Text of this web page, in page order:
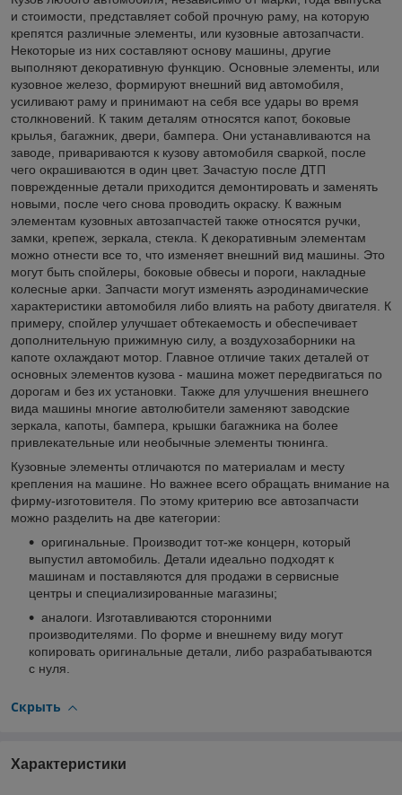
и стоимости, представляет собой прочную раму, на которую
крепятся различные элементы, или кузовные автозапчасти.
Некоторые из них составляют основу машины, другие
выполняют декоративную функцию. Основные элементы, или
кузовное железо, формируют внешний вид автомобиля,
усиливают раму и принимают на себя все удары во время
столкновений. К таким деталям относятся капот, боковые
крылья, багажник, двери, бампера. Они устанавливаются на
заводе, привариваются к кузову автомобиля сваркой, после
чего окрашиваются в один цвет. Зачастую после ДТП
поврежденные детали приходится демонтировать и заменять
новыми, после чего снова проводить окраску. К важным
элементам кузовных автозапчастей также относятся ручки,
замки, крепеж, зеркала, стекла. К декоративным элементам
можно отнести все то, что изменяет внешний вид машины. Это
могут быть спойлеры, боковые обвесы и пороги, накладные
колесные арки. Запчасти могут изменять аэродинамические
характеристики автомобиля либо влиять на работу двигателя. К
примеру, спойлер улучшает обтекаемость и обеспечивает
дополнительную прижимную силу, а воздухозаборники на
капоте охлаждают мотор. Главное отличие таких деталей от
основных элементов кузова - машина может передвигаться по
дорогам и без их установки. Также для улучшения внешнего
вида машины многие автолюбители заменяют заводские
зеркала, капоты, бампера, крышки багажника на более
привлекательные или необычные элементы тюнинга.
Кузовные элементы отличаются по материалам и месту
крепления на машине. Но важнее всего обращать внимание на
фирму-изготовителя. По этому критерию все автозапчасти
можно разделить на две категории:
оригинальные. Производит тот-же концерн, который
выпустил автомобиль. Детали идеально подходят к
машинам и поставляются для продажи в сервисные
центры и специализированные магазины;
аналоги. Изготавливаются сторонними
производителями. По форме и внешнему виду могут
копировать оригинальные детали, либо разрабатываются
с нуля.
Скрыть
Характеристики